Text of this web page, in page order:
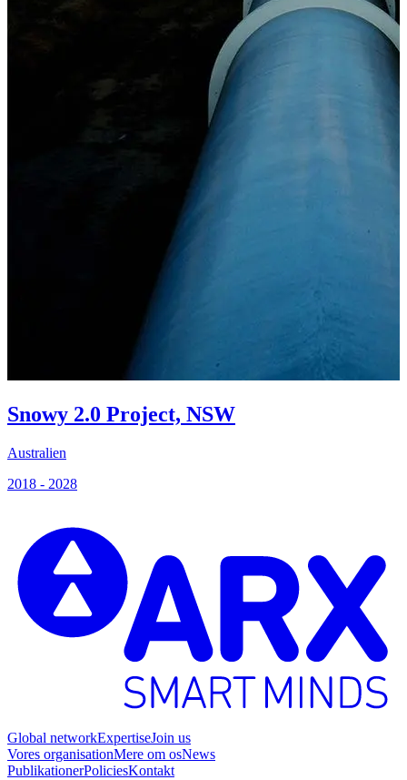
Snowy 2.0 Project, NSW
Australien
2018 - 2028
Global networkExpertiseJoin us
Vores organisationMere om osNews
PublikationerPoliciesKontakt